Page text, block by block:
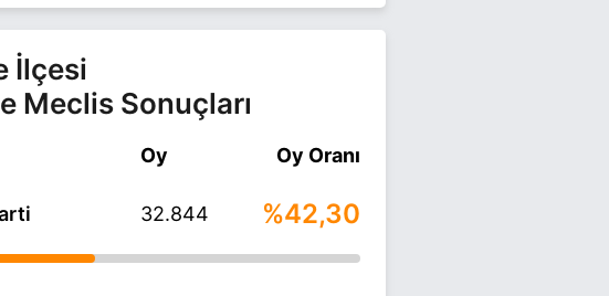
İlçesi
Meclis Sonuçları
Oy Oy Oranı
32.844 %42,30